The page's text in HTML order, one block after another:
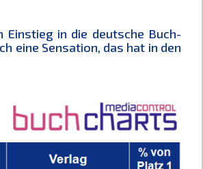
Einstieg in die deutsche Buch-
eine Sensation, das hat in den